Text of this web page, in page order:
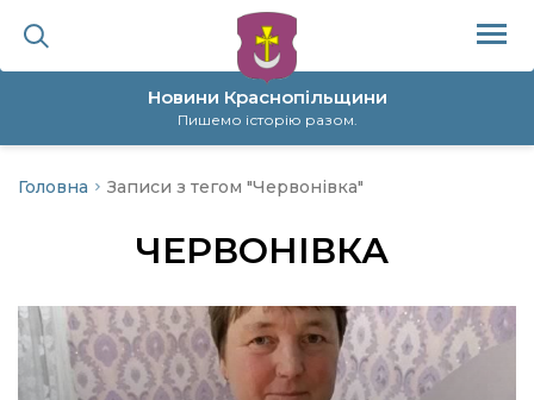
Новини Краснопільщини
Пишемо історію разом.
політика
Головна Записи з тегом "Червонівка"
ЧЕРВОНІВКА